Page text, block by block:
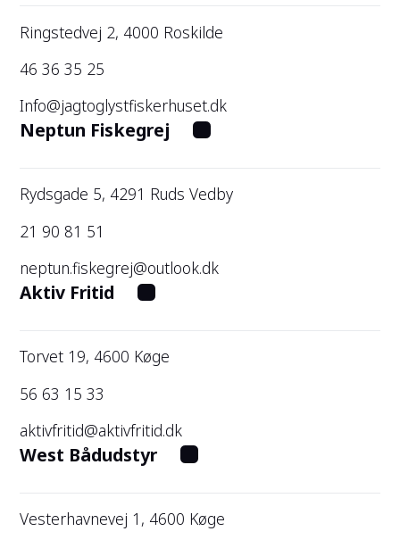
Ringstedvej 2, 4000 Roskilde
46 36 35 25
Info@jagtoglystfiskerhuset.dk
Neptun Fiskegrej
Rydsgade 5, 4291 Ruds Vedby
21 90 81 51
neptun.fiskegrej@outlook.dk
Aktiv Fritid
Torvet 19, 4600 Køge
56 63 15 33
aktivfritid@aktivfritid.dk
West Bådudstyr
Vesterhavnevej 1, 4600 Køge